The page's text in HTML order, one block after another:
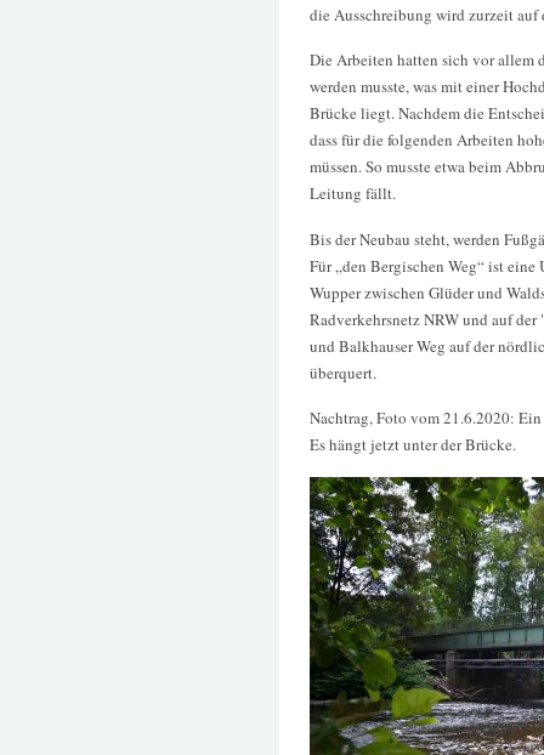
die Ausschreibung wird zurzeit auf
Die Arbeiten hatten sich vor allem
werden musste, was mit einer
Brücke liegt. Nachdem die
dass für die folgenden Arbeiten
müssen. So musste etwa beim
Leitung fällt.
Bis der Neubau steht, werden
Für „den Bergischen Weg“ ist
Wupper zwischen Glüder und
Radverkehrsnetz NRW und auf
und Balkhauser Weg auf der
überquert.
Nachtrag, Foto vom 21.6.2020:
Es hängt jetzt unter der Brücke.